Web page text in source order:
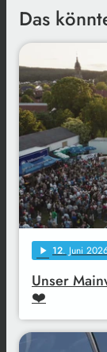
Das
play_arrow 12. Juni
Unser
❤️